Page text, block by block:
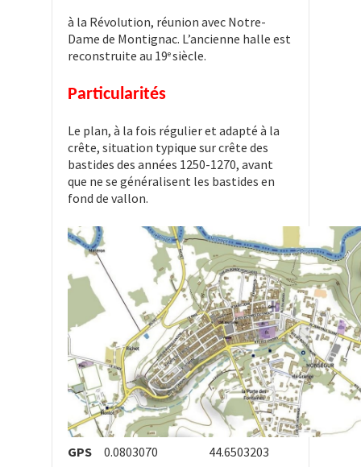
à la Révolution, réunion avec Notre-
Dame de Montignac. L’ancienne halle est
reconstruite au 19esiècle.
Particularités
Le plan, à la fois régulier et adapté à la
crête, situation typique sur crête des
bastides des années 1250-1270, avant
que ne se généralisent les bastides en
fond de vallon.
GPS 0.0803070 44.6503203